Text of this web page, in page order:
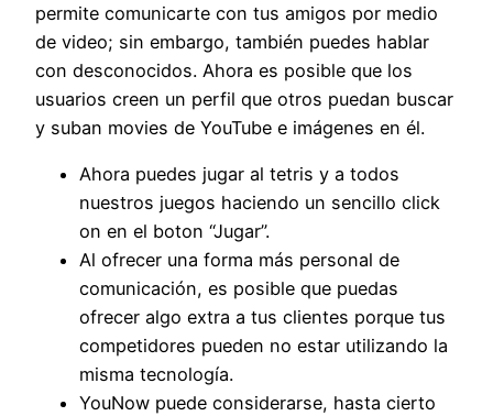
permite comunicarte con tus amigos por medio
de video; sin embargo, también puedes hablar
con desconocidos. Ahora es posible que los
usuarios creen un perfil que otros puedan buscar
y suban movies de YouTube e imágenes en él.
Ahora puedes jugar al tetris y a todos
nuestros juegos haciendo un sencillo click
on en el boton “Jugar”.
Al ofrecer una forma más personal de
comunicación, es posible que puedas
ofrecer algo extra a tus clientes porque tus
competidores pueden no estar utilizando la
misma tecnología.
YouNow puede considerarse, hasta cierto